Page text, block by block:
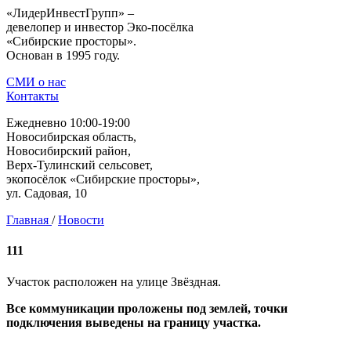
«ЛидерИнвестГрупп» –
девелопер и инвестор Эко-посёлка
«Сибирские просторы».
Основан в 1995 году.
СМИ о нас
Контакты
Ежедневно 10:00-19:00
Новосибирская область,
Новосибирский район,
Верх-Тулинский сельсовет,
экопосёлок «Сибирские просторы»,
ул. Садовая, 10
Главная / Новости
111
Участок расположен на улице Звёздная.
Все коммуникации проложены под землей, точки
подключения выведены на границу участка.